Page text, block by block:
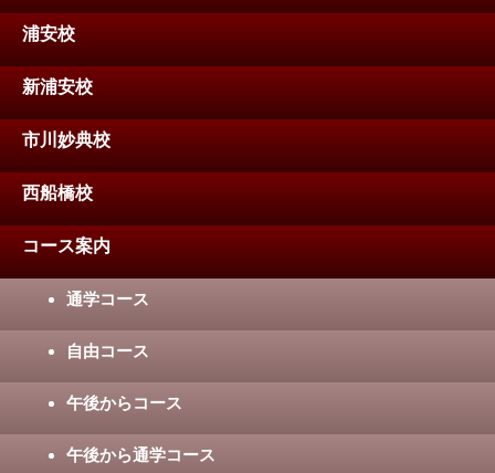
浦安校
新浦安校
市川妙典校
西船橋校
コース案内
通学コース
自由コース
午後からコース
午後から通学コース